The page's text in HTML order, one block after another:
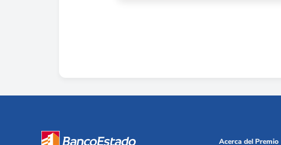
Acerca del Premio